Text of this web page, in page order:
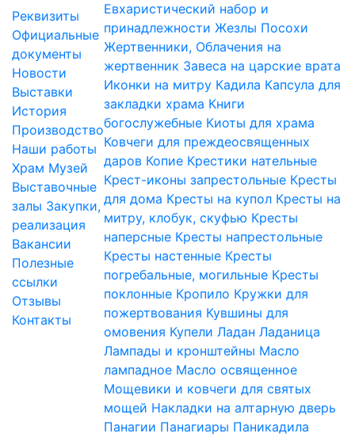
Реквизиты
Официальные
документы
Новости
Выставки
История
Производство
Наши работы
Храм Музей
Выставочные
залы Закупки,
реализация
Вакансии
Полезные
ссылки
Отзывы
Контакты
Евхаристический набор и
принадлежности Жезлы Посохи
Жертвенники, Облачения на
жертвенник Завеса на царские врата
Иконки на митру Кадила Капсула для
закладки храма Книги
богослужебные Киоты для храма
Ковчеги для преждеосвященных
даров Копие Крестики нательные
Крест-иконы запрестольные Кресты
для дома Кресты на купол Кресты на
митру, клобук, скуфью Кресты
наперсные Кресты напрестольные
Кресты настенные Кресты
погребальные, могильные Кресты
поклонные Кропило Кружки для
пожертвования Кувшины для
омовения Купели Ладан Ладаница
Лампады и кронштейны Масло
лампадное Масло освященное
Мощевики и ковчеги для святых
мощей Накладки на алтарную дверь
Панагии Панагиары Паникадила